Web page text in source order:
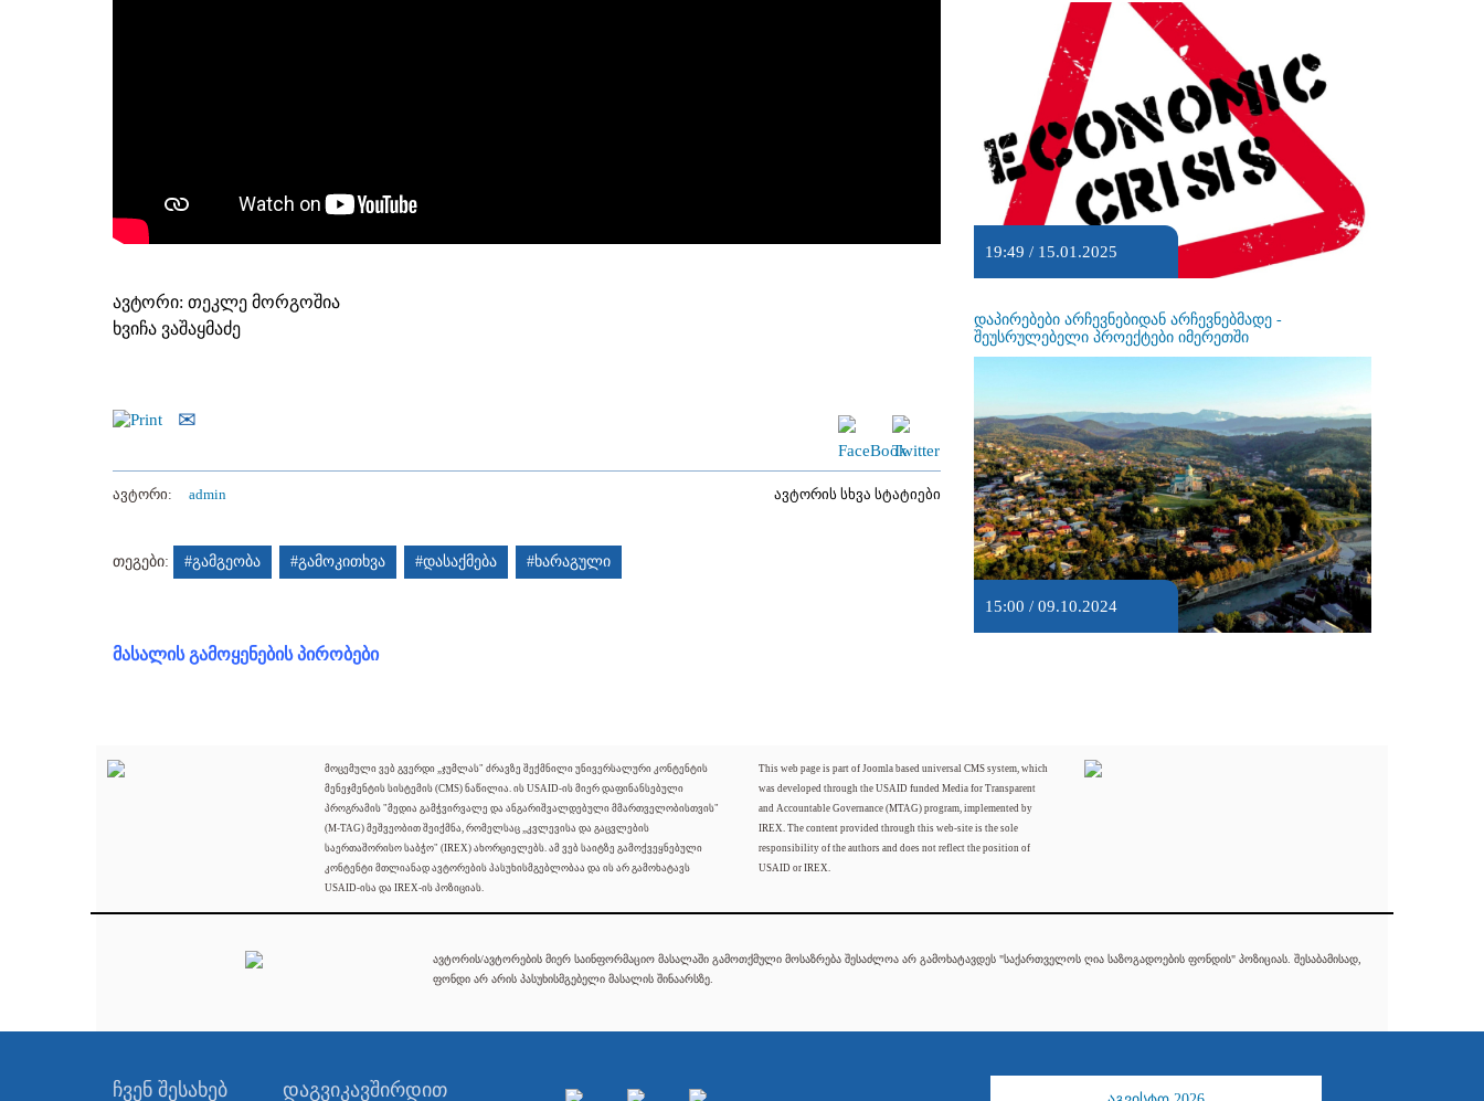
ავტორი: თეკლე მორგოშია
ხვიჩა ვაშაყმაძე
ავტორი: admin ავტორის სხვა სტატიები
თეგები: #გამგეობა #გამოკითხვა #დასაქმება #ხარაგული
მასალის გამოყენების პირობები
19:49 / 15.01.2025
დაპირებები არჩევნებიდან არჩევნებმადე -
შეუსრულებელი პროექტები იმერეთში
15:00 / 09.10.2024
მოცემული ვებ გვერდი „ჯუმლას" ძრავზე შექმნილი უნივერსალური კონტენტის
მენეჯმენტის სისტემის (CMS) ნაწილია. ის USAID-ის მიერ დაფინანსებული
პროგრამის "მედია გამჭვირვალე და ანგარიშვალდებული მმართველობისთვის"
(M-TAG) მეშვეობით შეიქმნა, რომელსაც „კვლევისა და გაცვლების
საერთაშორისო საბჭო" (IREX) ახორციელებს. ამ ვებ საიტზე გამოქვეყნებული
კონტენტი მთლიანად ავტორების პასუხისმგებლობაა და ის არ გამოხატავს
USAID-ისა და IREX-ის პოზიციას.
This web page is part of Joomla based universal CMS system, which
was developed through the USAID funded Media for Transparent
and Accountable Governance (MTAG) program, implemented by
IREX. The content provided through this web-site is the sole
responsibility of the authors and does not reflect the position of
USAID or IREX.
ავტორის/ავტორების მიერ საინფორმაციო მასალაში გამოთქმული მოსაზრება შესაძლოა არ გამოხატავდეს "საქართველოს ღია საზოგადოების ფონდის" პოზიციას. შესაბამისად,
ფონდი არ არის პასუხისმგებელი მასალის შინაარსზე.
ჩვენ შესახებ დაგვიკავშირდით